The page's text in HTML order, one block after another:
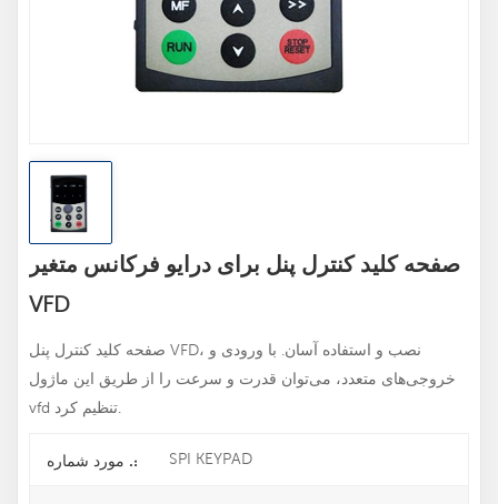
صفحه کلید کنترل پنل برای درایو فرکانس متغیر
VFD
صفحه کلید کنترل پنل VFD، نصب و استفاده آسان. با ورودی و
خروجی‌های متعدد، می‌توان قدرت و سرعت را از طریق این ماژول
vfd تنظیم کرد.
مورد شماره .: SPI KEYPAD